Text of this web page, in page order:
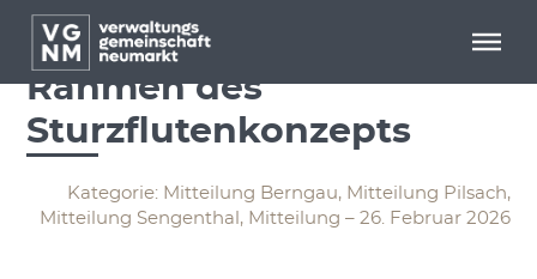
Menü überspringen
Menü überspringen
Vermessungsarbeiten im
Rahmen des
Sturzflutenkonzepts
Kategorie: Mitteilung Berngau, Mitteilung Pilsach,
Mitteilung Sengenthal, Mitteilung – 26. Februar 2026